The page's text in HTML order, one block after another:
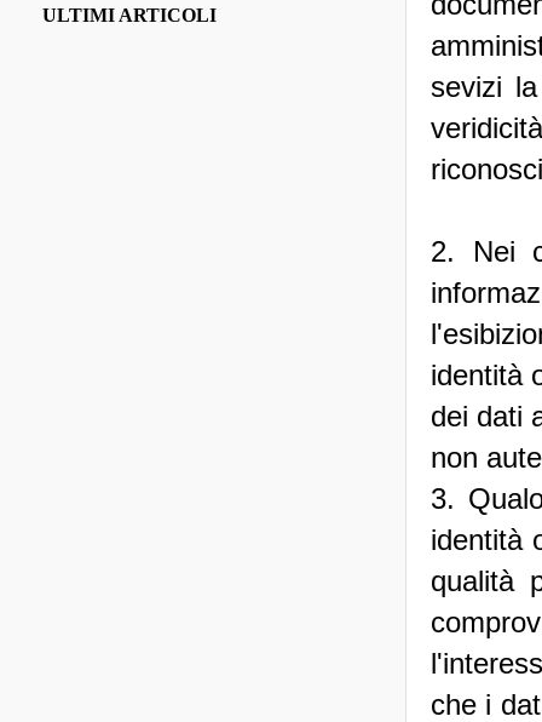
sevizi
2. Nei
identità
dei dati
non
3.
identità
qualità
che i
ULTIMI ARTICOLI